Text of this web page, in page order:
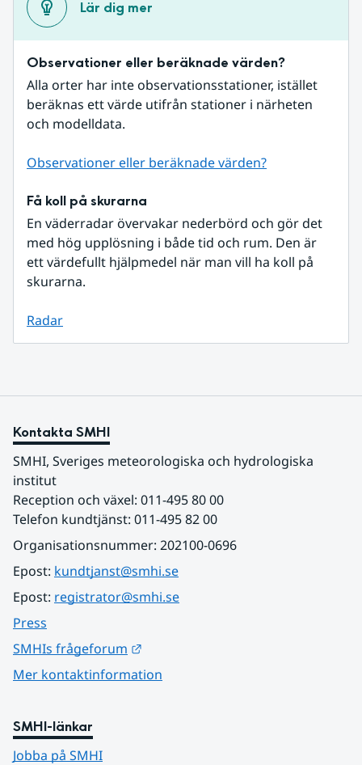
Lär dig mer
Observationer eller beräknade värden?
Alla orter har inte observationsstationer, istället
beräknas ett värde utifrån stationer i närheten
och modelldata.
Observationer eller beräknade värden?
Få koll på skurarna
En väderradar övervakar nederbörd och gör det
med hög upplösning i både tid och rum. Den är
ett värdefullt hjälpmedel när man vill ha koll på
skurarna.
Radar
Kontakta SMHI
SMHI, Sveriges meteorologiska och hydrologiska
institut
Reception och växel: 011-495 80 00
Telefon kundtjänst: 011-495 82 00
Organisationsnummer: 202100-0696
Epost: kundtjanst@smhi.se
Epost: registrator@smhi.se
Press
SMHIs frågeforum
Mer kontaktinformation
SMHI-länkar
Jobba på SMHI